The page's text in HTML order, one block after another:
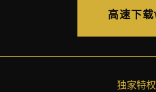
高速下载
独家特权